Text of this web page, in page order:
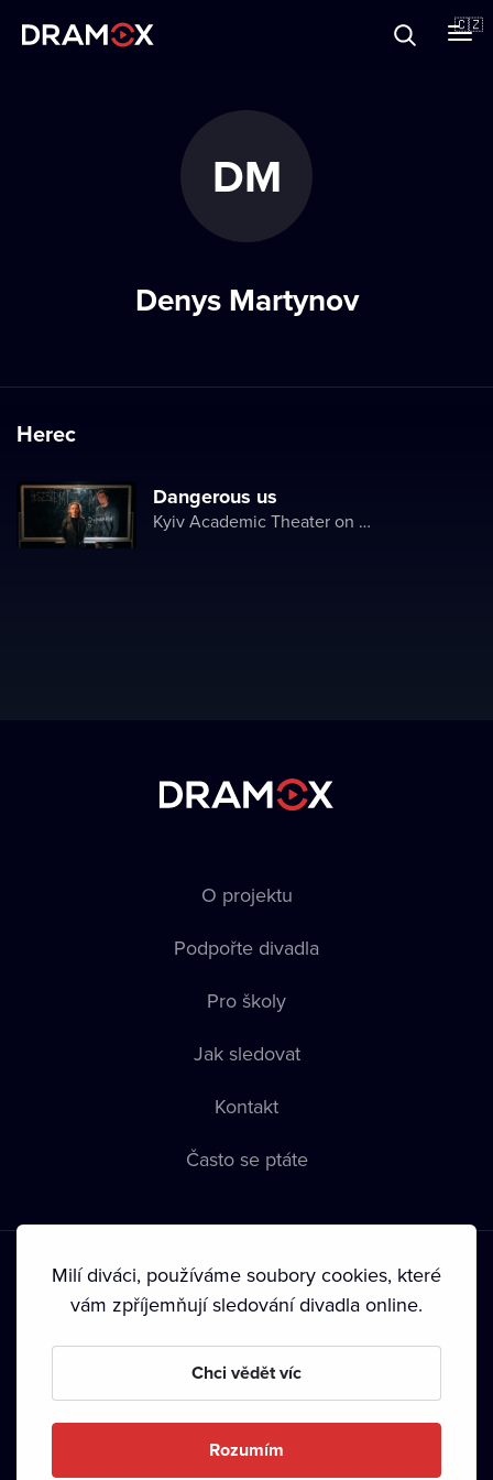
🇨🇿
DM
Denys Martynov
Herec
Dangerous us
Kyiv Academic Theater on Pechersk
O projektu
Podpořte divadla
Pro školy
Jak sledovat
Kontakt
Často se ptáte
Podmínky používání • Ochrana soukromí • Zásady používání
• Autorská práva•
Milí diváci, používáme soubory cookies, které
vám zpříjemňují sledování divadla online.
Chci vědět víc
Rozumím